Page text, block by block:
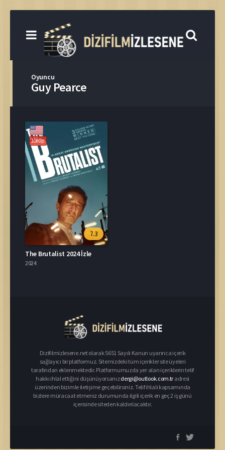
Oyuncu
Guy Pearce
1080p
7.3
The Brutalist 2024 İzle
2024
Dizifilmizlesene.net olarak 5651 Sayılı Kanun uyarınca içerik
sağlayıcı bir platformuz. Sitemizdeki tüm içerikler site üyeleri
tarafından eklenmektedir. Platformumuzda yer alan içeriklerin telif
hakkı ihlal ettiğini düşünüyorsanızdergi@outlook.com.tr adresi
üzerinden bizimle iletişime geçebilirsiniz. Telif ihlali kapsamında
bizlere müracaat etmeniz durumunda ilgili içerik en geç 2 iş günü
içerisinde siteden kaldırılacaktır.